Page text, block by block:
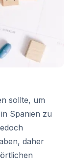
sollte, um
Spanien zu
daher